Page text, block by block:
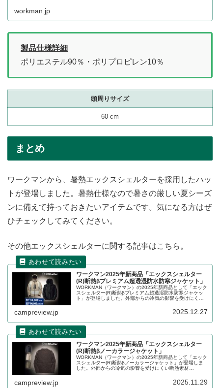
workman.jp
製品仕様詳細
ポリエステル90％・ポリプロピレン10％
頭周りサイズ
60 cm
まとめ
ワークマンから、暑熱エックスシェルターを採用したハッ
トが登場しました。暑熱仕様なので暑さの厳しい夏シーズ
ンに備えて持っておきたいアイテムです。気になる方はぜ
ひチェックしてみてください。
その他エックスシェルターに関する記事はこちら。
ワークマン2025年新商品「エックスシェルター
(R)断熱βプレミアム超透湿防水防寒ジャケット」
WORKMAN（ワークマン）の2025年新商品として「エック
スシェルター(R)断熱βプレミアム超透湿防水防寒ジャケッ
ト」が登場しました。外部からの冷気の影響を受けにくい
防水防寒ジャケットです。詳細をレビューします。
campreview.jp 2025.12.27
ワークマン2025年新商品「エックスシェルター
(R)断熱βノーカラージャケット」
WORKMAN（ワークマン）の2025年新商品として「エック
スシェルター(R)断熱βノーカラージャケット」が登場しま
した。外部からの冷気の影響を受けにくい断熱素材
ノーカラージャケットです。詳細をレビューします。
campreview.jp 2025.11.29